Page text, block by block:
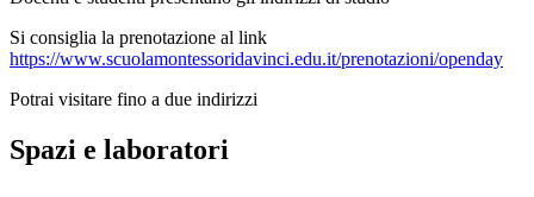
Si consiglia la prenotazione al link
https://www.scuolamontessoridavinci.edu.it/prenotazioni/openday
Potrai visitare fino a due indirizzi
Spazi e laboratori